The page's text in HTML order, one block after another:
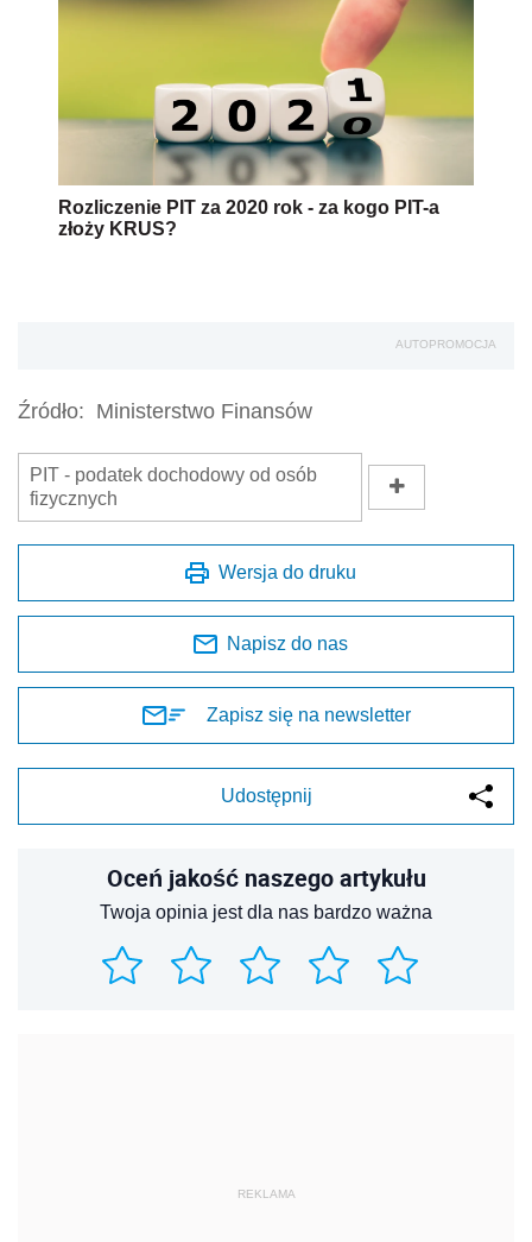
Rozliczenie PIT za 2020 rok - za kogo PIT-a
złoży KRUS?
AUTOPROMOCJA
Źródło: Ministerstwo Finansów
PIT - podatek dochodowy od osób
fizycznych
Wersja do druku
Napisz do nas
Zapisz się na newsletter
Udostępnij
Oceń jakość naszego artykułu
Twoja opinia jest dla nas bardzo ważna
REKLAMA